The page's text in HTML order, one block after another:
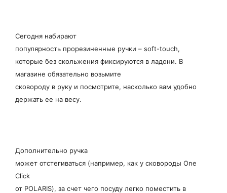
Сегодня набирают
популярность прорезиненные ручки – soft-touch,
которые без скольжения фиксируются в ладони. В
магазине обязательно возьмите
сковороду в руку и посмотрите, насколько вам удобно
держать ее на весу.
Дополнительно ручка
может отстегиваться (например, как у сковороды One
Click
от POLARIS), за счет чего посуду легко поместить в